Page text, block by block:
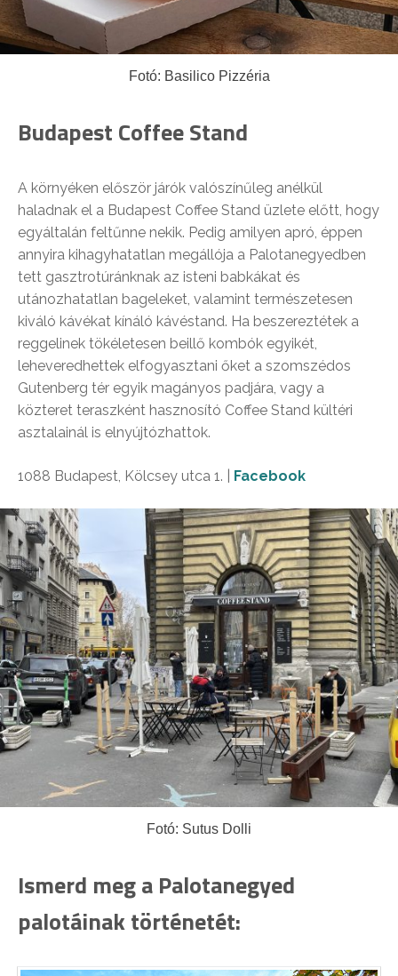
Fotó: Basilico Pizzéria
Budapest Coffee Stand
A környéken először járók valószínűleg anélkül
haladnak el a Budapest Coffee Stand üzlete előtt, hogy
egyáltalán feltűnne nekik. Pedig amilyen apró, éppen
annyira kihagyhatatlan megállója a Palotanegyedben
tett gasztrotúránknak az isteni babkákat és
utánozhatatlan bageleket, valamint természetesen
kiváló kávékat kínáló kávéstand. Ha beszereztétek a
reggelinek tökéletesen beillő kombók egyikét,
leheveredhettek elfogyasztani őket a szomszédos
Gutenberg tér egyik magányos padjára, vagy a
közteret teraszként hasznosító Coffee Stand kültéri
asztalainál is elnyújtózhattok.
1088 Budapest, Kölcsey utca 1. | Facebook
Fotó: Sutus Dolli
Ismerd meg a Palotanegyed
palotáinak történetét: